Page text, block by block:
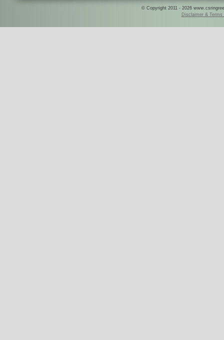
© Copyright 2011 - 2026
Disclaimer & Terms